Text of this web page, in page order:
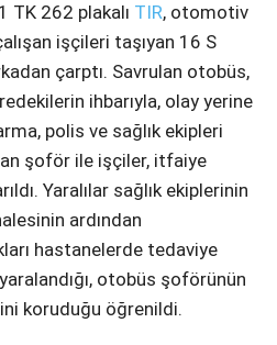
TK 262 plakalı TIR, otomotiv
işçileri taşıyan 16 S
çarptı. Savrulan otobüs,
ihbarıyla, olay yerine
polis ve sağlık ekipleri
şoför ile işçiler, itfaiye
Yaralılar sağlık ekiplerinin
ardından
hastanelerde tedaviye
otobüs şoförünün
koruduğu öğrenildi.